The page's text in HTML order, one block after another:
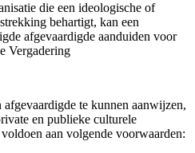
die een ideologische of
behartigt, kan een
afgevaardigde aanduiden voor
Vergadering
afgevaardigde te kunnen aanwijzen,
en publieke culturele
aan volgende voorwaarden: